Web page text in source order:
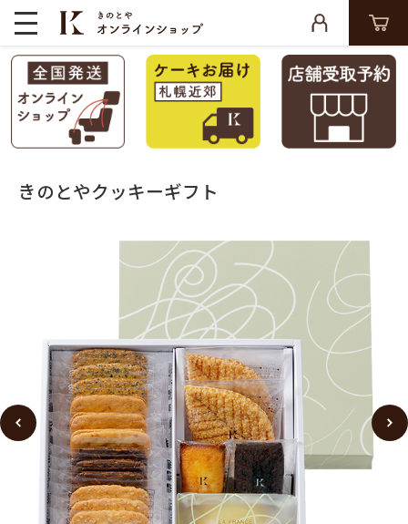
きのとやクッキーギフト